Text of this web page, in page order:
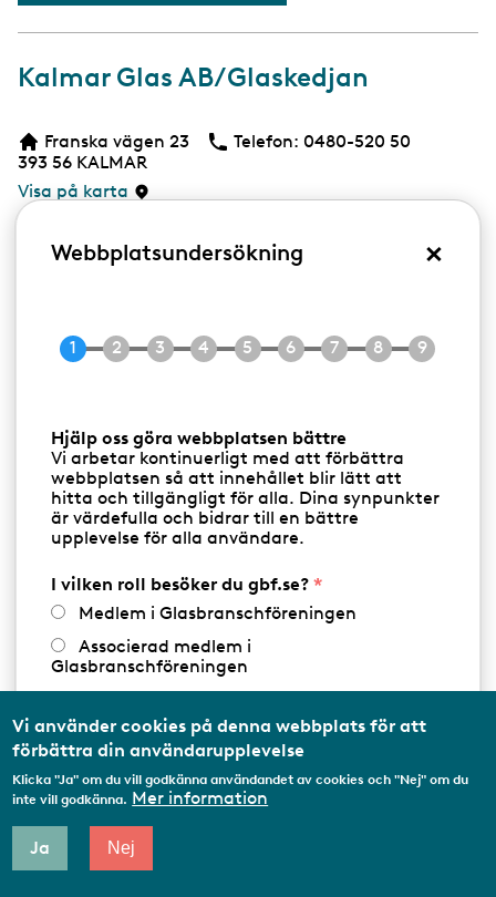
Kalmar Glas AB/Glaskedjan
Franska vägen 23
393 56 KALMAR
Visa på karta
Telefon: Telefon
0480-520 50
Produkter & tjänster
BRANDSKYDDSGLAS BUTIK & GLASLAGER
DESIGN & INREDNINGSGLAS DÖRRAR
FILM PÅ GLAS FÖNSTER GLASRÄCKEN
ISOLERGLAS MARKISER & PERSIENNER
SOLSKYDDSGLAS SPEGLAR
UTERUM GLASMÄSTERI
GLAS- OCH METALLENTREPENAD
Webbplatsundersökning ×
Hjälp oss göra webbplatsen bättre
Vi arbetar kontinuerligt med att förbättra
webbplatsen så att innehållet blir lätt att
hitta och tillgängligt för alla. Dina synpunkter
är värdefulla och bidrar till en bättre
upplevelse för alla användare.
I vilken roll besöker du gbf.se?
Medlem i Glasbranschföreningen
Associerad medlem i
Glasbranschföreningen
medlemsorganisation/Svenskt Näringsliv
Utbildningsaktör
Student
Annat...
Vi använder cookies på denna webbplats för att
förbättra din användarupplevelse
Klicka "Ja" om du vill godkänna användandet av cookies och "Nej" om du
inte vill godkänna. Mer information
Ja Nej